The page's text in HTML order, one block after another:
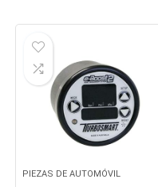
PIEZAS DE AUTOMÓVIL